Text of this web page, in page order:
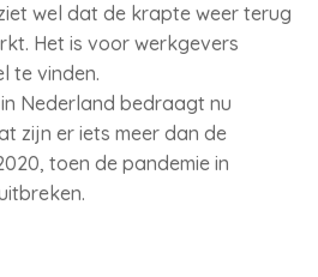
wel dat de krapte weer terug
Het is voor werkgevers
te vinden.
Nederland bedraagt nu
zijn er iets meer dan de
toen de pandemie in